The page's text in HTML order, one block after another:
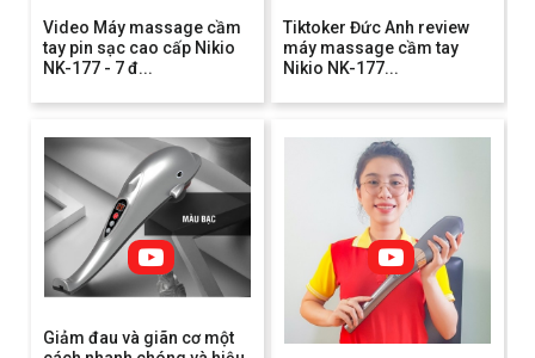
Video Máy massage cầm
tay pin sạc cao cấp Nikio
NK-177 - 7 đ...
Tiktoker Đức Anh review
máy massage cầm tay
Nikio NK-177...
Giảm đau và giãn cơ một